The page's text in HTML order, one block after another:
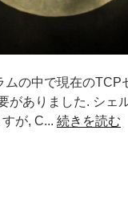
ムの中で現在のTCP
がありました. シェ
が, C... 続きを読む